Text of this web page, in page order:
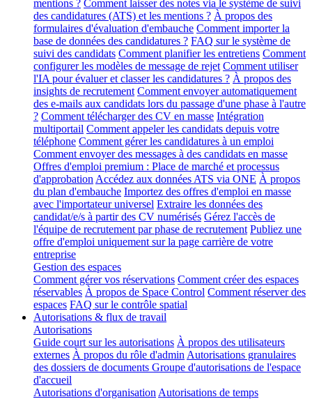
mentions ? Comment laisser des notes via le système de suivi
des candidatures (ATS) et les mentions ? À propos des
formulaires d'évaluation d'embauche Comment importer la
base de données des candidatures ? FAQ sur le système de
suivi des candidats Comment planifier les entretiens Comment
configurer les modèles de message de rejet Comment utiliser
l'IA pour évaluer et classer les candidatures ? À propos des
insights de recrutement Comment envoyer automatiquement
des e-mails aux candidats lors du passage d'une phase à l'autre
? Comment télécharger des CV en masse Intégration
multiportail Comment appeler les candidats depuis votre
téléphone Comment gérer les candidatures à un emploi
Comment envoyer des messages à des candidats en masse
Offres d'emploi premium : Place de marché et processus
d'approbation Accédez aux données ATS via ONE À propos
du plan d'embauche Importez des offres d'emploi en masse
avec l'importateur universel Extraire les données des
candidat/e/s à partir des CV numérisés Gérez l'accès de
l'équipe de recrutement par phase de recrutement Publiez une
offre d'emploi uniquement sur la page carrière de votre
entreprise
Gestion des espaces
Comment gérer vos réservations Comment créer des espaces
réservables À propos de Space Control Comment réserver des
espaces FAQ sur le contrôle spatial
Autorisations & flux de travail
Autorisations
Guide court sur les autorisations À propos des utilisateurs
externes À propos du rôle d'admin Autorisations granulaires
des dossiers de documents Groupe d'autorisations de l'espace
d'accueil
Autorisations d'organisation Autorisations de temps